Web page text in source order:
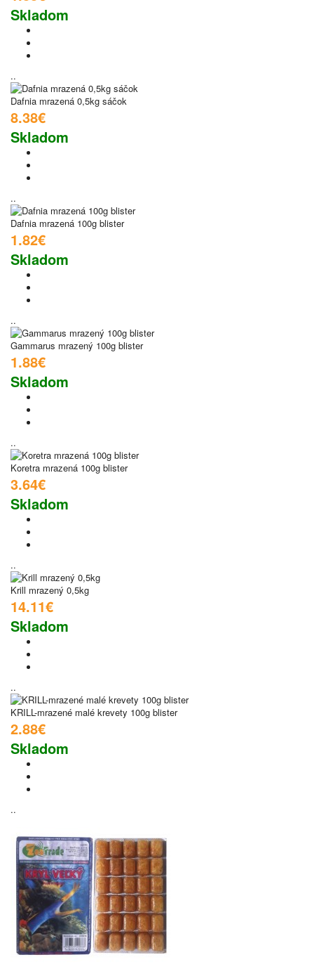
Skladom
..
Dafnia mrazená 0,5kg sáčok
8.38€
Skladom
..
Dafnia mrazená 100g blister
1.82€
Skladom
..
Gammarus mrazený 100g blister
1.88€
Skladom
..
Koretra mrazená 100g blister
3.64€
Skladom
..
Krill mrazený 0,5kg
14.11€
Skladom
..
KRILL-mrazené malé krevety 100g blister
2.88€
Skladom
..